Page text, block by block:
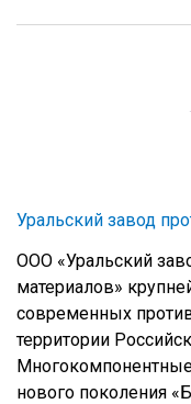
Уральский завод
ООО «Уральский
материалов»
современных
территории
нового поколения